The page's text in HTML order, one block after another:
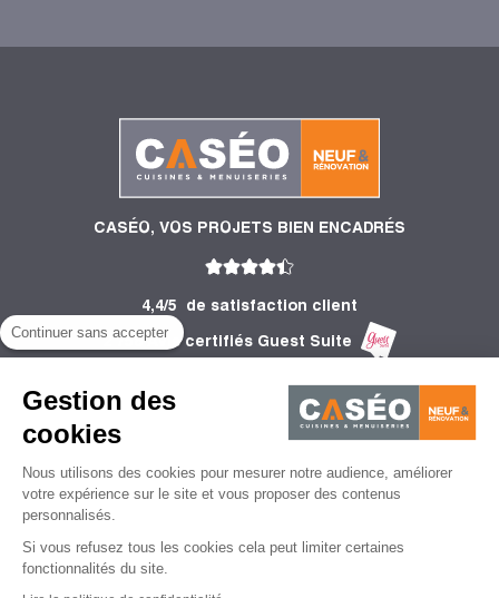
Continuer sans accepter
Gestion des
cookies
Nous utilisons des cookies pour mesurer notre audience, améliorer
votre expérience sur le site et vous proposer des contenus
personnalisés.
Si vous refusez tous les cookies cela peut limiter certaines
fonctionnalités du site.
CASÉO, VOS PROJETS BIEN ENCADRÉS
4,4/5
de satisfaction client
2 758 Avis certifiés Guest Suite
INFORMATIONS
CONSEILS